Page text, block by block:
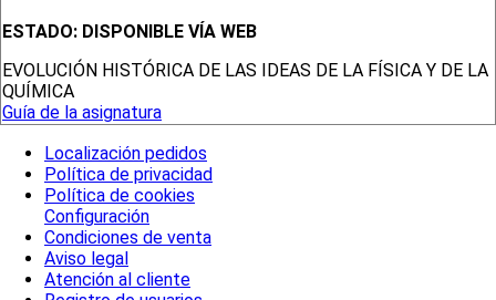
ESTADO: DISPONIBLE VÍA WEB
EVOLUCIÓN HISTÓRICA DE LAS IDEAS DE LA FÍSICA Y DE LA
QUÍMICA
Guía de la asignatura
Localización pedidos
Política de privacidad
Política de cookies
Configuración
Condiciones de venta
Aviso legal
Atención al cliente